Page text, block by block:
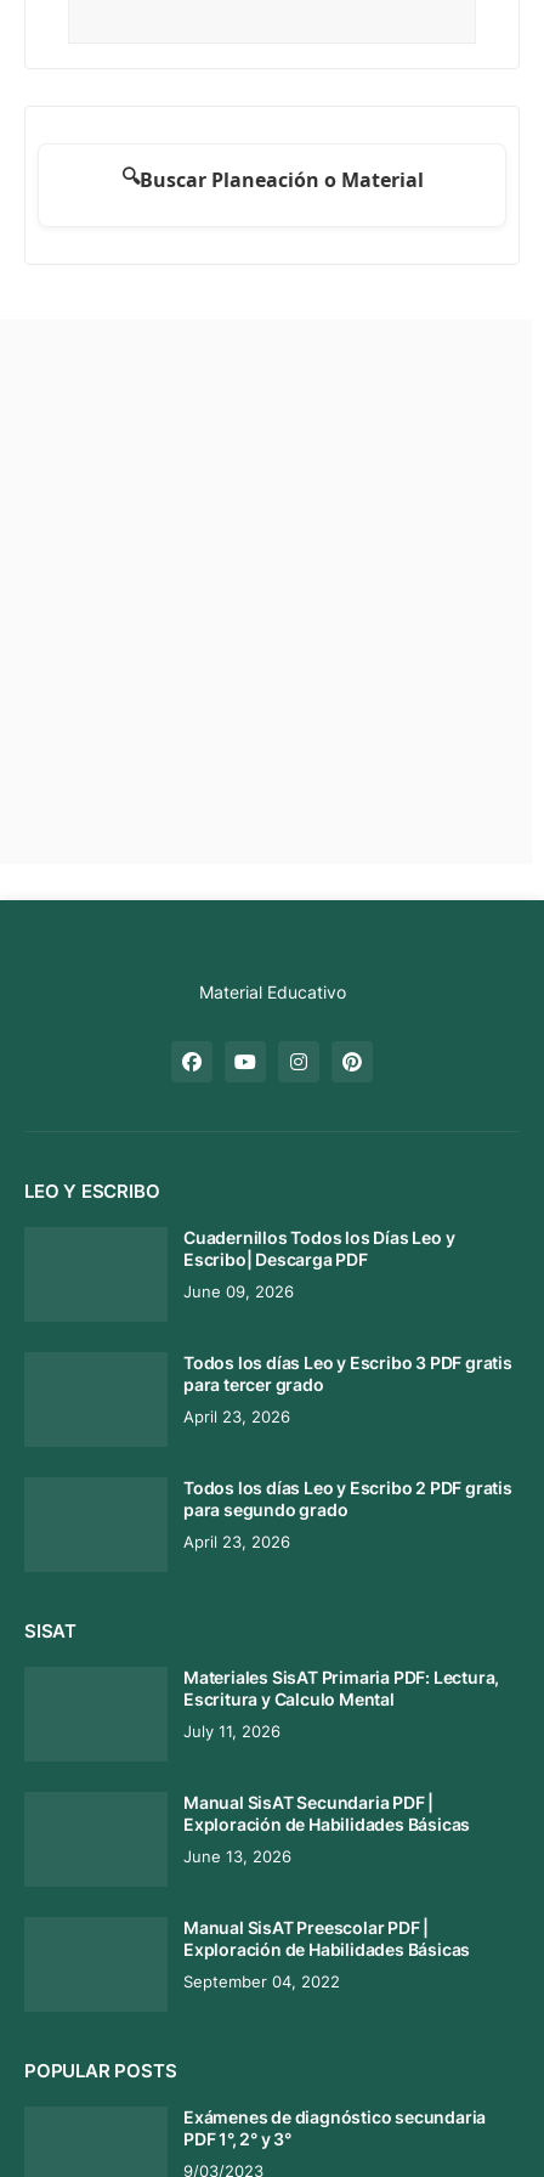
🔍Buscar Planeación o Material
Material Educativo
LEO Y ESCRIBO
Cuadernillos Todos los Días Leo y
Escribo| Descarga PDF
June 09, 2026
Todos los días Leo y Escribo 3 PDF gratis
para tercer grado
April 23, 2026
Todos los días Leo y Escribo 2 PDF gratis
para segundo grado
April 23, 2026
SISAT
Materiales SisAT Primaria PDF: Lectura,
Escritura y Calculo Mental
July 11, 2026
Manual SisAT Secundaria PDF |
Exploración de Habilidades Básicas
June 13, 2026
Manual SisAT Preescolar PDF |
Exploración de Habilidades Básicas
September 04, 2022
POPULAR POSTS
Exámenes de diagnóstico secundaria
PDF 1°, 2° y 3°
9/03/2023